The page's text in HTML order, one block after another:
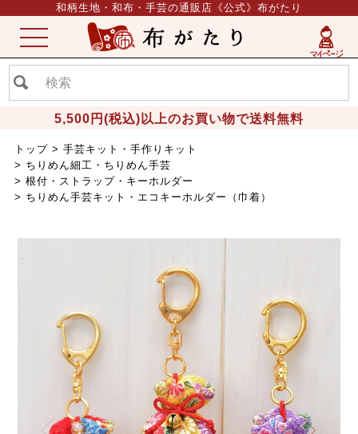
和柄生地・和布・手芸の通販店《公式》布がたり
5,500円(税込)以上のお買い物で送料無料
ME
NU
トップ
手芸キット・手作りキット
ちりめん細工・ちりめん手芸
根付・ストラップ・キーホルダー
ちりめん手芸キット・エコキーホルダー（巾着）